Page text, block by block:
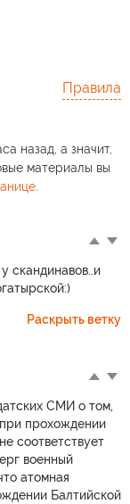
Правила
назад, а значит,
материалы вы
.
скандинавов..и
Раскрыть ветку
СМИ о том,
прохождении
соответствует
военный
атомная
Балтийской